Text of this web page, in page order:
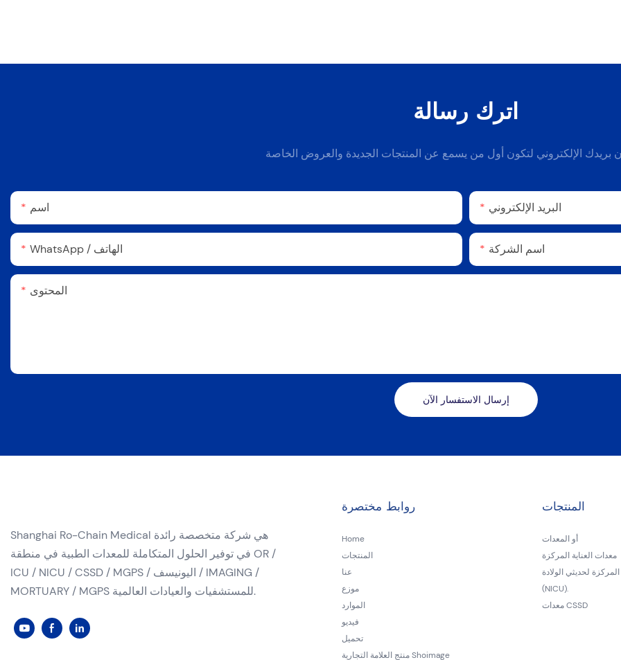
اترك رسالة
بريدك الإلكتروني لتكون أول من يسمع عن المنتجات الجديدة والعروض الخاصة
اسم البريد الإلكتروني
WhatsApp / الهاتف اسم الشركة
المحتوى
إرسال الاستفسار الآن
Shanghai Ro-Chain Medical هي شركة متخصصة رائدة
في توفير الحلول المتكاملة للمعدات الطبية في منطقة OR /
ICU / NICU / CSSD / MGPS / اليونيسف / IMAGING /
MORTUARY / MGPS للمستشفيات والعيادات العالمية.
روابط مختصرة
Home
المنتجات
عنا
موزع
الموارد
فيديو
تحميل
منتج العلامة التجارية Shoimage
المنتجات
أو المعدات
معدات العناية المركزة
لحديثي الولادة
(NICU).
معدات CSSD